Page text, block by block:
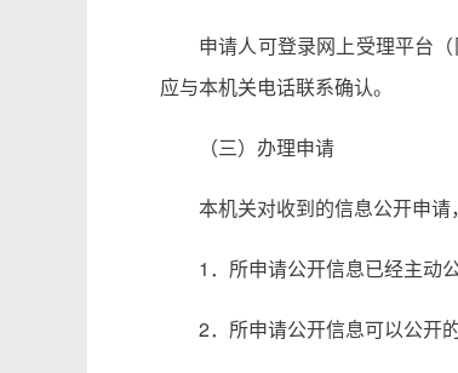
申请人可登录网上受理平台
应与本机关电话联系确认。
（三）办理申请
本机关对收到的信息公开申请
1．所申请公开信息已经主动
2．所申请公开信息可以公开